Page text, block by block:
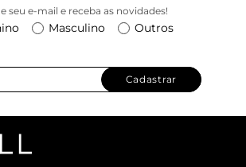
seu e-mail e receba as novidades!
Masculino Outros
Cadastrar